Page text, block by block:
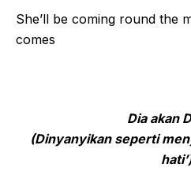
She’ll be coming round the
comes
Dia akan
(Dinyanyikan seperti